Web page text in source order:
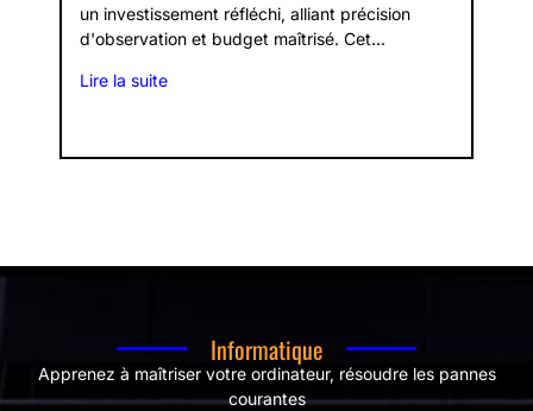
un investissement réfléchi, alliant précision
d'observation et budget maîtrisé. Cet...
Lire la suite
Informatique
Apprenez à maîtriser votre ordinateur, résoudre les pannes
courantes